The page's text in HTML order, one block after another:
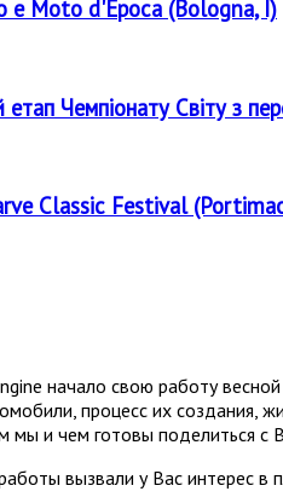
e Moto d'Epoca (Bologna, I)
Чемпіонату Світу з
Classic Festival
начало свою работу
процесс их создания,
мы и чем готовы поделиться с
вызвали у Вас интерес в